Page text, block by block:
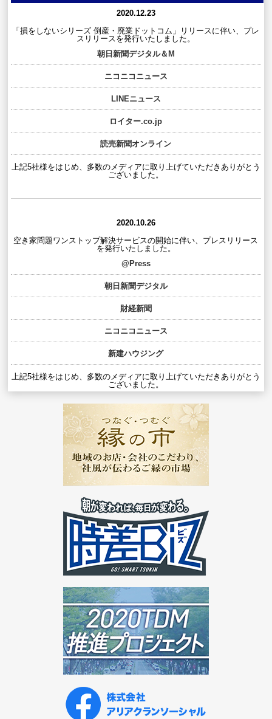
2020.12.23
「損をしないシリーズ 倒産・廃業ドットコム」リリースに伴い、プレ
スリリースを発行いたしました。
朝日新聞デジタル＆M
ニコニコニュース
LINEニュース
ロイター.co.jp
読売新聞オンライン
上記5社様をはじめ、多数のメディアに取り上げていただきありがとう
ございました。
2020.10.26
空き家問題ワンストップ解決サービスの開始に伴い、プレスリリース
を発行いたしました。
@Press
朝日新聞デジタル
財経新聞
ニコニコニュース
新建ハウジング
上記5社様をはじめ、多数のメディアに取り上げていただきありがとう
ございました。